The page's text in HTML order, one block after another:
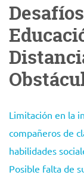
Limitación en la
compañeros de
habilidades
Posible falta de